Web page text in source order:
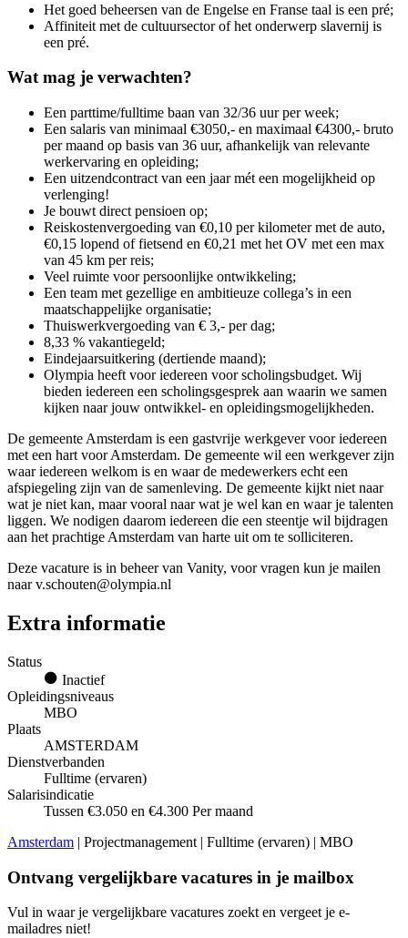
Het goed beheersen van de Engelse en Franse taal is een pré;
Affiniteit met de cultuursector of het onderwerp slavernij is
een pré.
Wat mag je verwachten?
Een parttime/fulltime baan van 32/36 uur per week;
Een salaris van minimaal €3050,- en maximaal €4300,- bruto
per maand op basis van 36 uur, afhankelijk van relevante
werkervaring en opleiding;
Een uitzendcontract van een jaar mét een mogelijkheid op
verlenging!
Je bouwt direct pensioen op;
Reiskostenvergoeding van €0,10 per kilometer met de auto,
€0,15 lopend of fietsend en €0,21 met het OV met een max
van 45 km per reis;
Veel ruimte voor persoonlijke ontwikkeling;
Een team met gezellige en ambitieuze collega’s in een
maatschappelijke organisatie;
Thuiswerkvergoeding van € 3,- per dag;
8,33 % vakantiegeld;
Eindejaarsuitkering (dertiende maand);
Olympia heeft voor iedereen voor scholingsbudget. Wij
bieden iedereen een scholingsgesprek aan waarin we samen
kijken naar jouw ontwikkel- en opleidingsmogelijkheden.
De gemeente Amsterdam is een gastvrije werkgever voor iedereen
met een hart voor Amsterdam. De gemeente wil een werkgever zijn
waar iedereen welkom is en waar de medewerkers echt een
afspiegeling zijn van de samenleving. De gemeente kijkt niet naar
wat je niet kan, maar vooral naar wat je wel kan en waar je talenten
liggen. We nodigen daarom iedereen die een steentje wil bijdragen
aan het prachtige Amsterdam van harte uit om te solliciteren.
Deze vacature is in beheer van Vanity, voor vragen kun je mailen
naar v.schouten@olympia.nl
Extra informatie
Status
Inactief
Opleidingsniveaus
MBO
Plaats
AMSTERDAM
Dienstverbanden
Fulltime (ervaren)
Salarisindicatie
Tussen €3.050 en €4.300 Per maand
Amsterdam | Projectmanagement | Fulltime (ervaren) | MBO
Ontvang vergelijkbare vacatures in je mailbox
Vul in waar je vergelijkbare vacatures zoekt en vergeet je e-
mailadres niet!